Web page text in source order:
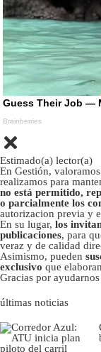
Estimado(a) lector(a)
En Gestión,
realizamos para
no está permitido,
o parcialmente los
autorizacion previa y
En su lugar, los
publicaciones, para
veraz y de calidad
Asimismo, pueden
exclusivo que
Gracias por
últimas noticias